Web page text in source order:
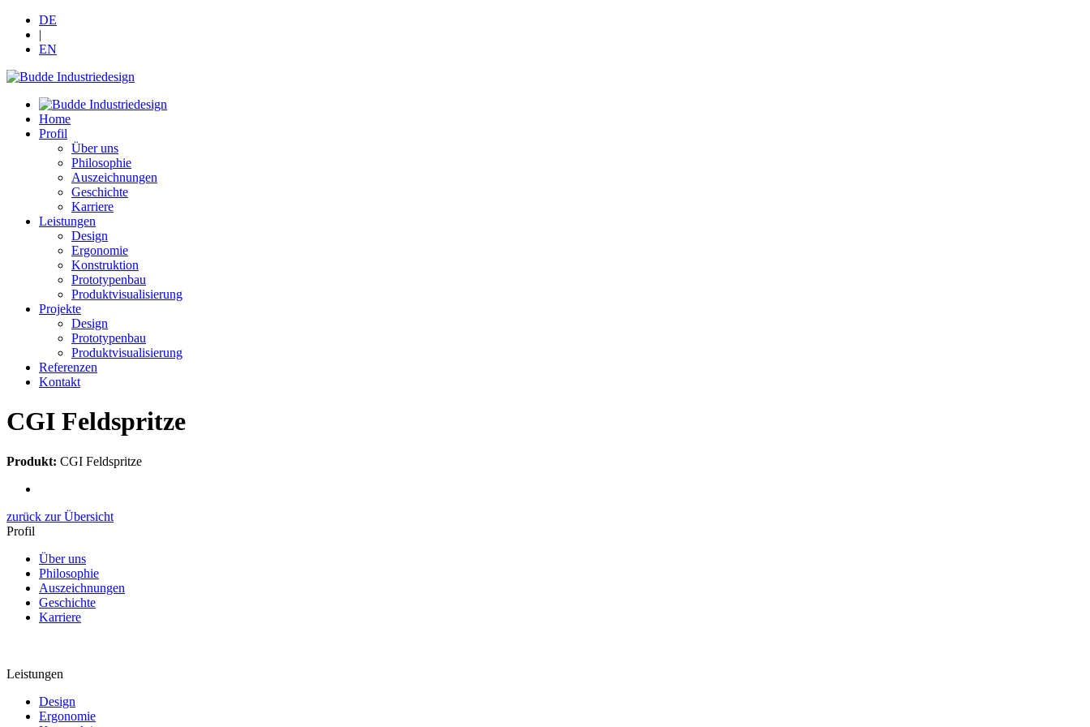
DE
|
EN
Home
Profil
Über uns
Philosophie
Auszeichnungen
Geschichte
Karriere
Leistungen
Design
Ergonomie
Konstruktion
Prototypenbau
Produktvisualisierung
Projekte
Design
Prototypenbau
Produktvisualisierung
Referenzen
Kontakt
CGI Feldspritze
Produkt: CGI Feldspritze
zurück zur Übersicht
Profil
Über uns
Philosophie
Auszeichnungen
Geschichte
Karriere
Leistungen
Design
Ergonomie